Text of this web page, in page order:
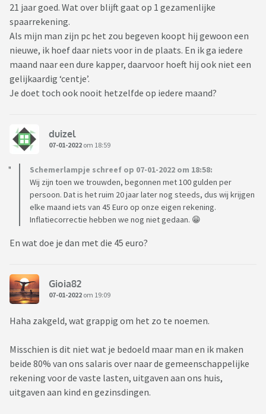
21 jaar goed. Wat over blijft gaat op 1 gezamenlijke
spaarrekening.
Als mijn man zijn pc het zou begeven koopt hij gewoon een
nieuwe, ik hoef daar niets voor in de plaats. En ik ga iedere
maand naar een dure kapper, daarvoor hoeft hij ook niet een
gelijkaardig ‘centje’.
Je doet toch ook nooit hetzelfde op iedere maand?
duizel
07-01-2022 om 18:59
Schemerlampje schreef op 07-01-2022 om 18:58:
Wij zijn toen we trouwden, begonnen met 100 gulden per
persoon. Dat is het ruim 20 jaar later nog steeds, dus wij krijgen
elke maand iets van 45 Euro op onze eigen rekening.
Inflatiecorrectie hebben we nog niet gedaan. 😁
En wat doe je dan met die 45 euro?
Gioia82
07-01-2022 om 19:09
Haha zakgeld, wat grappig om het zo te noemen.
Misschien is dit niet wat je bedoeld maar man en ik maken
beide 80% van ons salaris over naar de gemeenschappelijke
rekening voor de vaste lasten, uitgaven aan ons huis,
uitgaven aan kind en gezinsdingen.